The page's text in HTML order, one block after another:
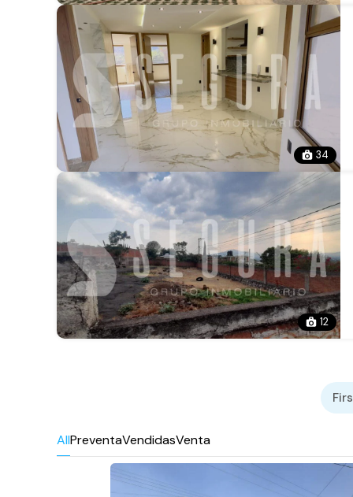
34
12
AllPreventaVendidasVenta